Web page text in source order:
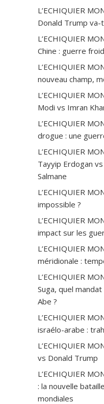
L’ECHIQUIER
Donald Trump va-
L’ECHIQUIER
Chine : guerre
L’ECHIQUIER
nouveau champ,
L’ECHIQUIER
Modi vs Imran
L’ECHIQUIER
drogue : une
L’ECHIQUIER
Tayyip Erdogan
Salmane
L’ECHIQUIER
impossible ?
L’ECHIQUIER
impact sur les
L’ECHIQUIER
méridionale :
L’ECHIQUIER
Suga, quel
Abe ?
L’ECHIQUIER
israélo-arabe :
L’ECHIQUIER
vs Donald Trump
L’ECHIQUIER
: la nouvelle
mondiales